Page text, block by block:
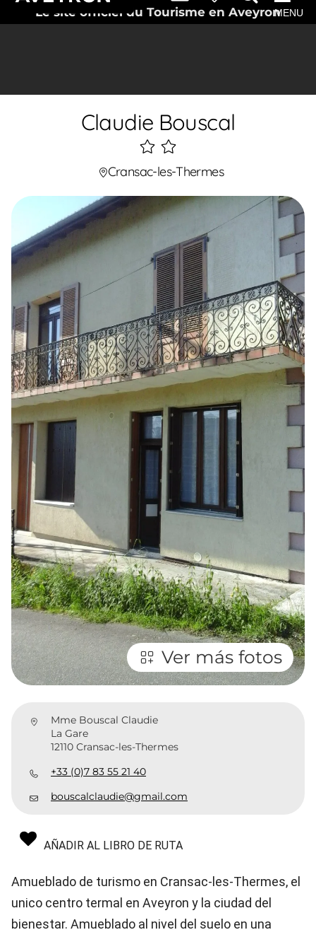
Le site officiel du Tourisme en AveyronMENU
Claudie Bouscal
2
étoiles
Cransac-les-Thermes
Ver más fotos
Mme Bouscal Claudie
La Gare
12110 Cransac-les-Thermes
+33 (0)7 83 55 21 40
bouscalclaudie@gmail.com
AÑADIR AL LIBRO DE RUTA
Amueblado de turismo en Cransac-les-Thermes, el
unico centro termal en Aveyron y la ciudad del
bienestar. Amueblado al nivel del suelo en una